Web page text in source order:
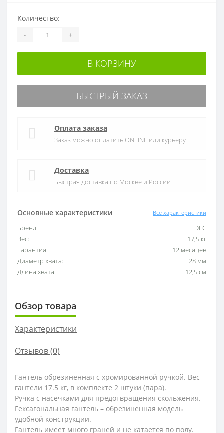
Основные характеристики Все характеристики
Бренд:
DFC
Вес:
17,5 кг
Гарантия:
12 месяцев
Диаметр хвата:
28 мм
Длина хвата:
12,5 см
Количество:
- +
В КОРЗИНУ
БЫСТРЫЙ ЗАКАЗ
Оплата заказа
Заказ можно оплатить ONLINE или курьеру
Доставка
Быстрая доставка по Москве и России
Обзор товара
Характеристики
Отзывов (0)
Гантель обрезиненная с хромированной ручкой. Вес
гантели 17.5 кг, в комплекте 2 штуки (пара).
Ручка с насечками для предотвращения скольжения.
Гексагональная гантель – обрезиненная модель
удобной конструкции.
Гантель имеет много граней и не катается по полу.